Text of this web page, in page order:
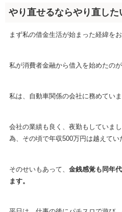
やり直せるならやり直し
まず私の借金生活が始まった経緯を
私が消費者金融から借入を始めたのが
私は、自動車関係の会社に務めていま
会社の業績も良く、夜勤もしていま
為、その頃で年収500万円は越えてい
そのせいもあって、 金銭感覚も同年
ます。